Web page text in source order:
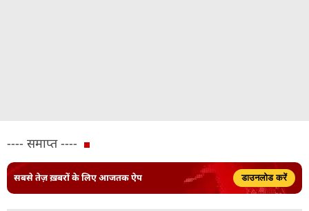
---- समाप्त ----
सबसे तेज़ ख़बरों के लिए आजतक ऐप डाउनलोड करें